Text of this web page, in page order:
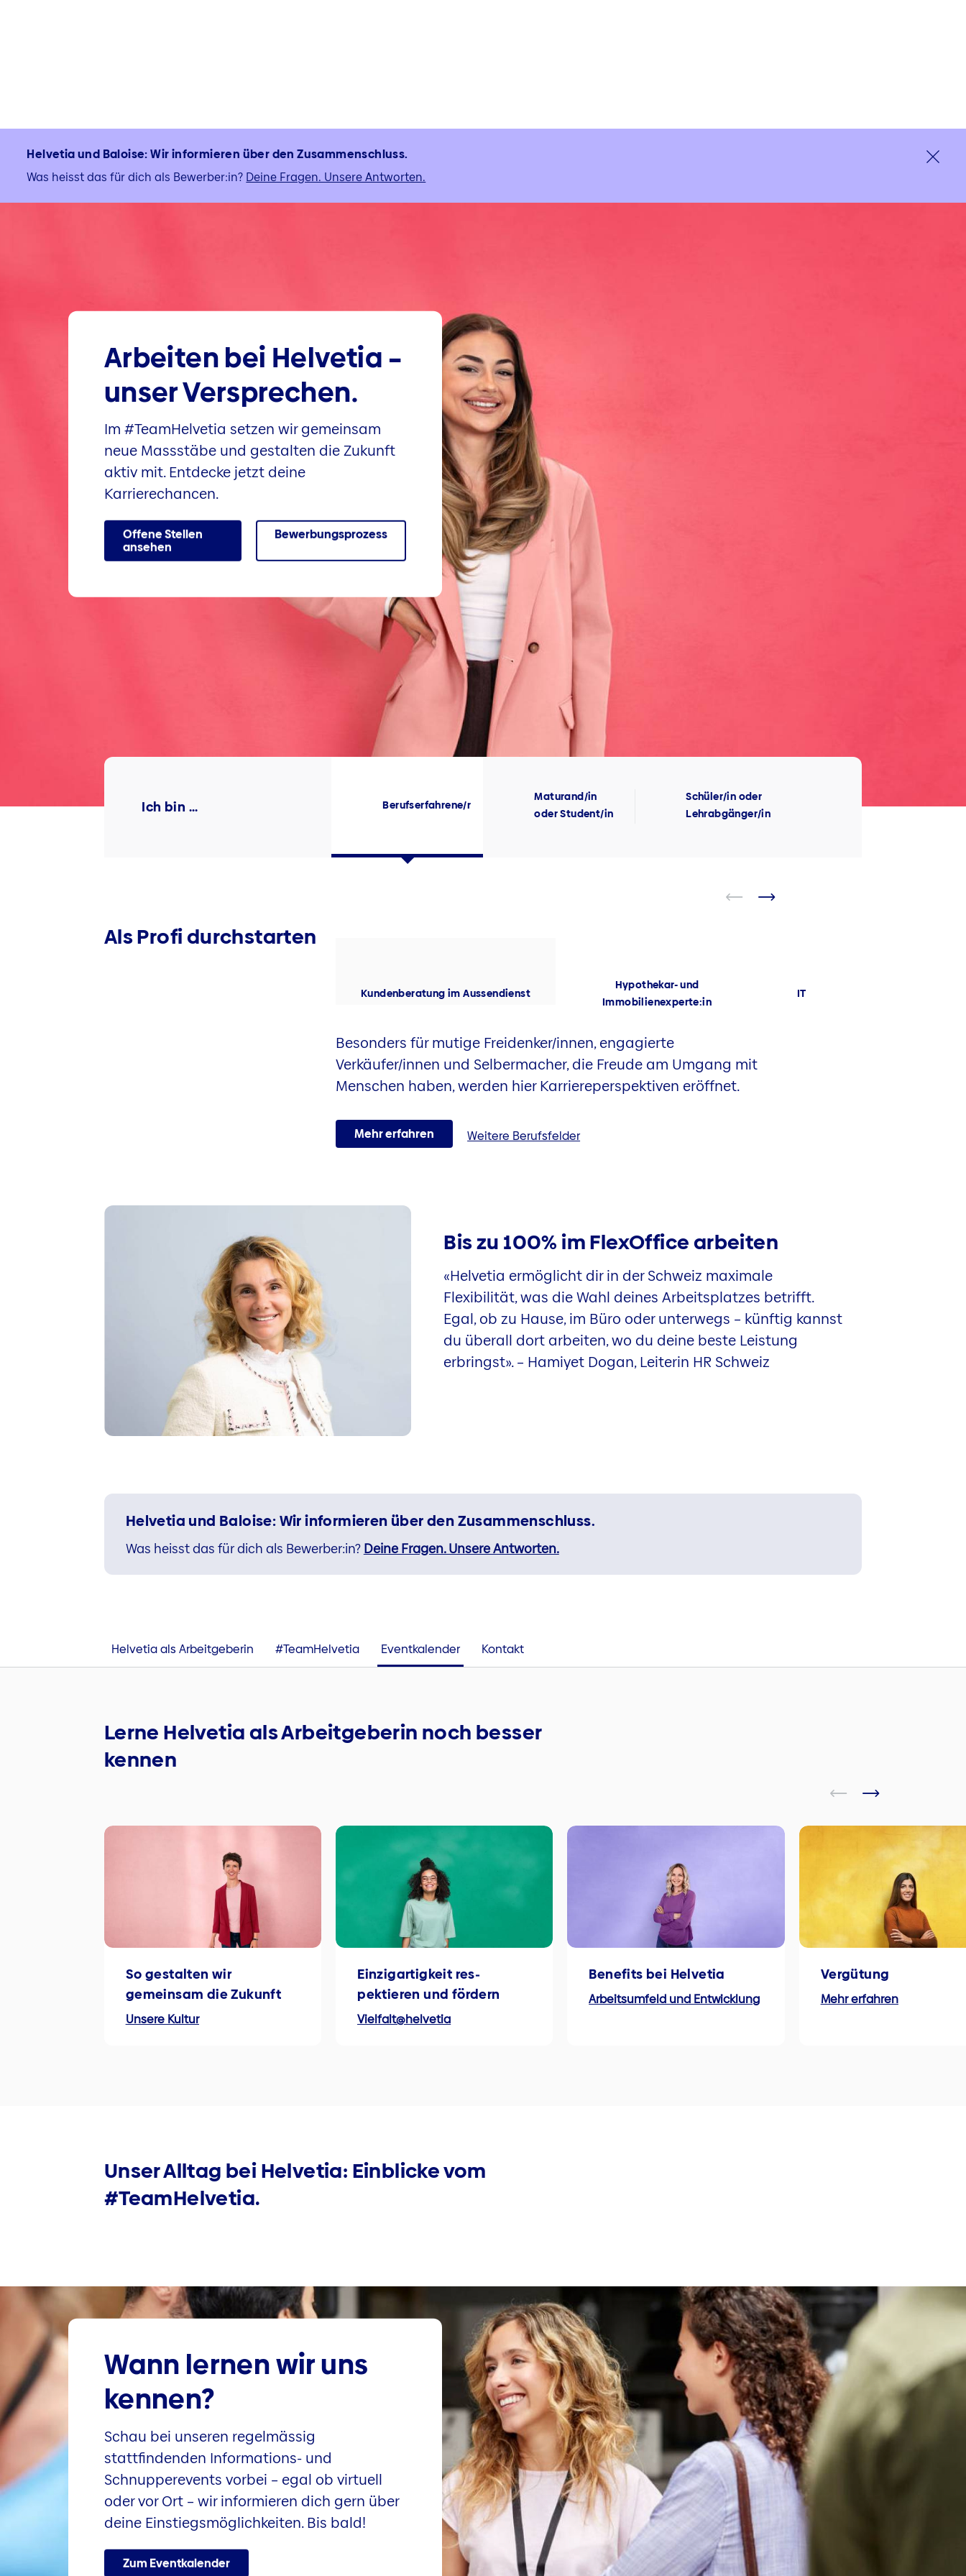
Helvetia und Baloise: Wir informieren über den Zusammenschluss.
Was heisst das für dich als Bewerber:in? Deine Fragen. Unsere Antworten.
Arbeiten bei Helvetia –
unser Versprechen.
Im #TeamHelvetia setzen wir gemeinsam
neue Massstäbe und gestalten die Zukunft
aktiv mit. Entdecke jetzt deine
Karrierechancen.
Offene Stellen
ansehen
Bewerbungsprozess
Ich bin ... Berufserfahrene/r
Maturand/in
oder Student/in
Schüler/in oder
Lehrabgänger/in
Als Profi durchstarten
Kundenberatung im Aussendienst
Hypothekar- und
Immobilienexperte:in
IT
Besonders für mutige Freidenker/innen, engagierte
Verkäufer/innen und Selbermacher, die Freude am Umgang mit
Menschen haben, werden hier Karriereperspektiven eröffnet.
Mehr erfahren Weitere Berufsfelder
Bis zu 100% im FlexOffice arbeiten
«Helvetia ermöglicht dir in der Schweiz maximale
Flexibilität, was die Wahl deines Arbeitsplatzes betrifft.
Egal, ob zu Hause, im Büro oder unterwegs – künftig kannst
du überall dort arbeiten, wo du deine beste Leistung
erbringst». – Hamiyet Dogan, Leiterin HR Schweiz
Helvetia und Baloise: Wir informieren über den Zusammenschluss.
Was heisst das für dich als Bewerber:in? Deine Fragen. Unsere Antworten.
Helvetia als Arbeitgeberin #TeamHelvetia Eventkalender Kontakt
Lerne Helvetia als Arbeitgeberin noch besser
kennen
So gestalten wir
gemeinsam die Zukunft
Unsere Kultur
Einzigartigkeit res­
pektieren und för­dern
Vielfalt@helvetia
Benefits bei Helvetia
Arbeitsumfeld und Entwicklung
Vergütung
Mehr erfahren
Unser Alltag bei Helvetia: Einblicke vom
#TeamHelvetia.
Wann lernen wir uns
kennen?
Schau bei unseren regelmässig
stattfindenden Informations- und
Schnupperevents vorbei – egal ob virtuell
oder vor Ort – wir informieren dich gern über
deine Einstiegsmöglichkeiten. Bis bald!
Zum Eventkalender